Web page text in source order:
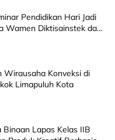
Pendidikan Hari Jadi
Wamen Diktisainstek dan
Wirausaha Konveksi di
Limapuluh Kota
Lapas Kelas IIB